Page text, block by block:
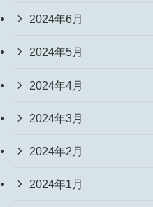
2024年6月
2024年5月
2024年4月
2024年3月
2024年2月
2024年1月